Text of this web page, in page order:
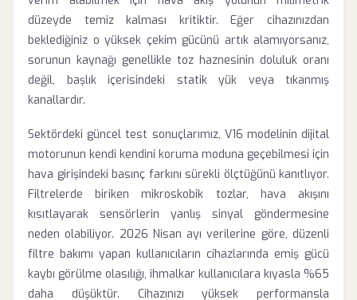
düzeyde temiz kalması kritiktir. Eğer cihazınızdan
beklediğiniz o yüksek çekim gücünü artık alamıyorsanız,
sorunun kaynağı genellikle toz haznesinin doluluk oranı
değil, başlık içerisindeki statik yük veya tıkanmış
kanallardır.
Sektördeki güncel test sonuçlarımız, V16 modelinin dijital
motorunun kendi kendini koruma moduna geçebilmesi için
hava girişindeki basınç farkını sürekli ölçtüğünü kanıtlıyor.
Filtrelerde biriken mikroskobik tozlar, hava akışını
kısıtlayarak sensörlerin yanlış sinyal göndermesine
neden olabiliyor. 2026 Nisan ayı verilerine göre, düzenli
filtre bakımı yapan kullanıcıların cihazlarında emiş gücü
kaybı görülme olasılığı, ihmalkar kullanıcılara kıyasla %65
daha düşüktür. Cihazınızı yüksek performansla